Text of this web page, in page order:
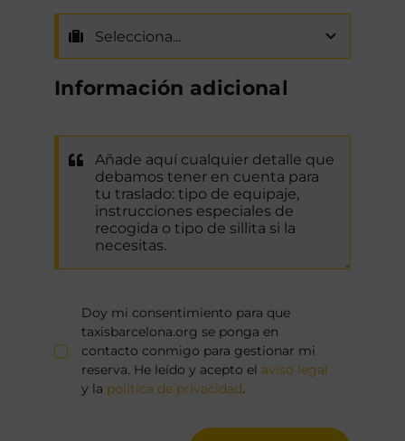
Información adicional
Doy mi consentimiento para que
taxisbarcelona.org se ponga en
contacto conmigo para gestionar mi
reserva. He leído y acepto el aviso legal
y la política de privacidad.